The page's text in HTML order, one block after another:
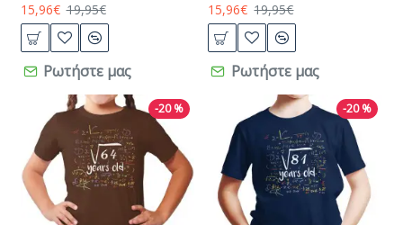
15,96€ 19,95€
Ρωτήστε μας
15,96€ 19,95€
Ρωτήστε μας
-20 % -20 %